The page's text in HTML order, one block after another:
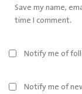
Save my name,
time I comment.
Notify me of
Notify me of